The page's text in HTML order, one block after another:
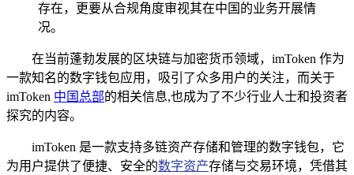
存在，更要从合规角度审视其在中国的业务开展情
况。
在当前蓬勃发展的区块链与加密货币领域，imToken 作为
一款知名的数字钱包应用，吸引了众多用户的关注，而关于
imToken 中国总部的相关信息,也成为了不少行业人士和投资者
探究的内容。
imToken 是一款支持多链资产存储和管理的数字钱包，它
为用户提供了便捷、安全的数字资产存储与交易环境，凭借其